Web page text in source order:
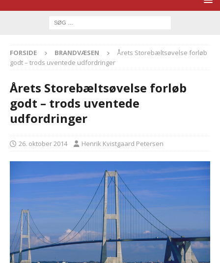
FORSIDE BRANDVÆSEN
Årets Storebæltsøvelse forløb
godt – trods uventede udfordringer
Årets Storebæltsøvelse forløb
godt – trods uventede
udfordringer
26. oktober 2014 Henrik Kvistgaard Petersen